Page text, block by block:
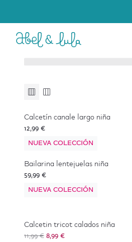
Accesorios y Complementos
Accesorios y Complementos
Calcetín canale largo niña
12,99 €
NUEVA COLECCIÓN
Bailarina lentejuelas niña
59,99 €
NUEVA COLECCIÓN
Calcetin tricot calados niña
11,99 €8,99 €